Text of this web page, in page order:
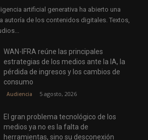
artificial generativa ha abierto una
autoría de los contenidos digitales. Textos,
WAN-IFRA reúne las principales
estrategias de los medios ante la IA, la
pérdida de ingresos y los cambios de
consumo
Audiencia 5 agosto, 2026
El gran problema tecnológico de los
medios ya no es la falta de
herramientas, sino su desconexión